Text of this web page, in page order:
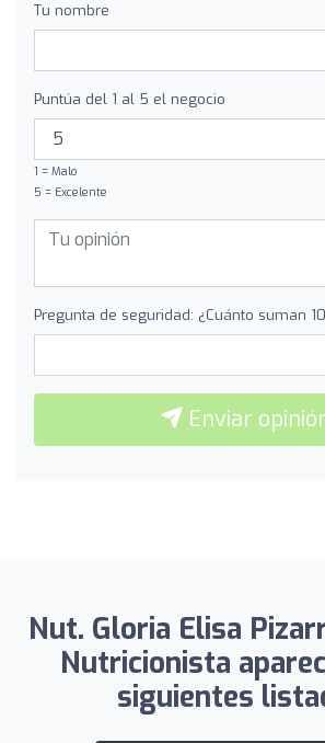
Tu nombre
Puntúa del 1 al 5 el negocio
1 = Malo
5 = Excelente
Pregunta de seguridad: ¿Cuánto suman
Enviar
Nut. Gloria Elisa
Nutricionista
siguientes